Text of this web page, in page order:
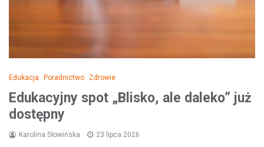
Edukacja Poradnictwo Zdrowie
Edukacyjny spot „Blisko, ale daleko” już
dostępny
Karolina Słowińska 23 lipca 2026